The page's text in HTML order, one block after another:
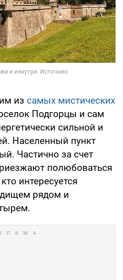
из самых мистических
Подгорцы и сам
сильной и
Населенный пункт
Частично за счет
полюбоваться
интересуется
рядом и